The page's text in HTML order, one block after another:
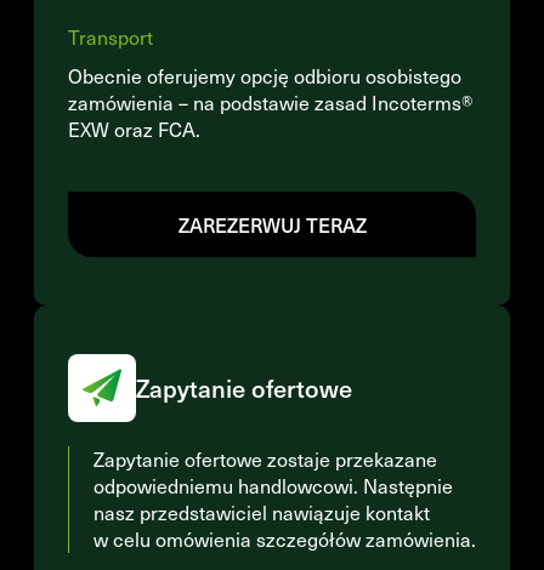
Transport
Obecnie oferujemy opcję odbioru osobistego
zamówienia – na podstawie zasad Incoterms®
EXW oraz FCA.
ZAREZERWUJ TERAZ
Zapytanie ofertowe
Zapytanie ofertowe zostaje przekazane
odpowiedniemu handlowcowi. Następnie
nasz przedstawiciel nawiązuje kontakt
w celu omówienia szczegółów zamówienia.